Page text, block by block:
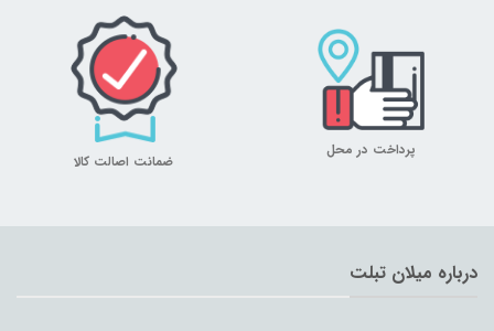
پرداخت در محل
ضمانت اصالت کالا
درباره میلان تبلت